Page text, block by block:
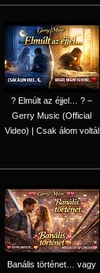
? Elmúlt az éjjel… ? –
Gerry Music (Official
Video) | Csak álom voltál
Banális történet… vagy